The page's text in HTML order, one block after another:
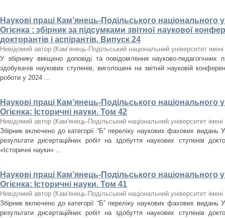
Наукові праці Кам’янець-Подільського національного
Огієнка : збірник за підсумками звітної наукової
докторантів і аспірантів. Випуск 24
Невідомий автор (Кам’янець-Подільський національний університет
У збірнику вміщено доповіді та повідомлення науково-педагогічних
здобувачів наукових ступенів, виголошені на звітній науковій
роботи у 2024 ...
Наукові праці Кам’янець-Подільського національного
Огієнка: Історичні науки. Том 42
Невідомий автор (Кам'янець-Подільський національний університет імені
Збірник включено до категорії “Б” переліку наукових фахових видань
результати дисертаційних робіт на здобуття наукових ступенів
«Історичні науки» ...
Наукові праці Кам’янець-Подільського національного
Огієнка: Історичні науки. Том 41
Невідомий автор (Кам'янець-Подільський національний університет імені
Збірник включено до категорії “Б” переліку наукових фахових видань
результати дисертаційних робіт на здобуття наукових ступенів